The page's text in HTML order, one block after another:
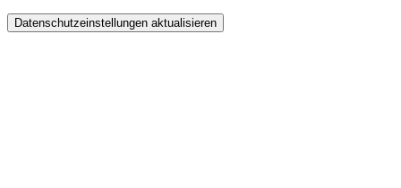
Datenschutzeinstellungen aktualisieren